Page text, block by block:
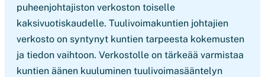
puheenjohtajiston verkoston toiselle
kaksivuotiskaudelle. Tuulivoimakuntien johtajien
verkosto on syntynyt kuntien tarpeesta kokemusten
ja tiedon vaihtoon. Verkostolle on tärkeää varmistaa
kuntien äänen kuuluminen tuulivoimasääntelyn